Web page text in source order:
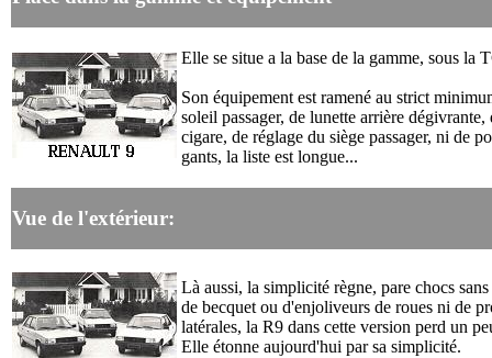
Elle se situe a la base de la gamme, sous la
Son équipement est ramené au strict
soleil passager, de lunette arrière dégivrante,
cigare, de réglage du siège passager, ni de
gants, la liste est longue...
Vue de l'extérieur:
Là aussi, la simplicité règne, pare chocs sans
de becquet ou d'enjoliveurs de roues ni de
latérales, la R9 dans cette version perd un
Elle étonne aujourd'hui par sa simplicité.